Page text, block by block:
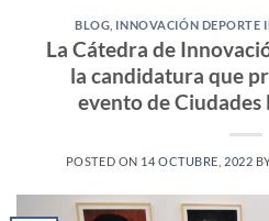
BLOG INNOVACIÓN DEPORTE
La Cátedra de
la candidatura que
evento de
POSTED ON 14 OCTUBRE, 2022